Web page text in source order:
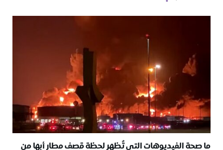
ما صحة الفيديوهات التي تُظهر لحظة قصف مطار أبها من